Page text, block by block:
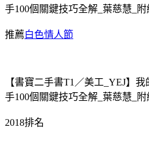
手100個關鍵技巧全解_葉慈慧_附
推薦白色情人節
【書寶二手書T1／美工_YEJ】
手100個關鍵技巧全解_葉慈慧_附
2018排名